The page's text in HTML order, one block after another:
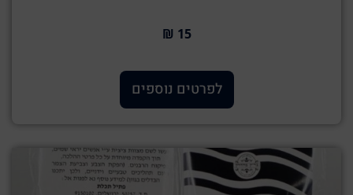
15 ₪
לפרטים נוספים